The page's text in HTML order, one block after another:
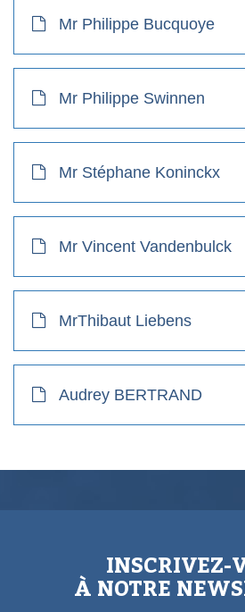
Mr Philippe Bucquoye
Mr Philippe Swinnen
Mr Stéphane Koninckx
Mr Vincent Vandenbulck
MrThibaut Liebens
Audrey BERTRAND
INSCRIVEZ-
À NOTRE